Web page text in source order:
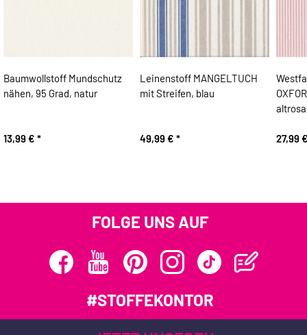
Baumwollstoff Mundschutz
nähen, 95 Grad, natur
13,99 € *
Leinenstoff MANGELTUCH
mit Streifen, blau
49,99 € * 27,99
FOLGE UNS AUF
#STOFFEKONTOR